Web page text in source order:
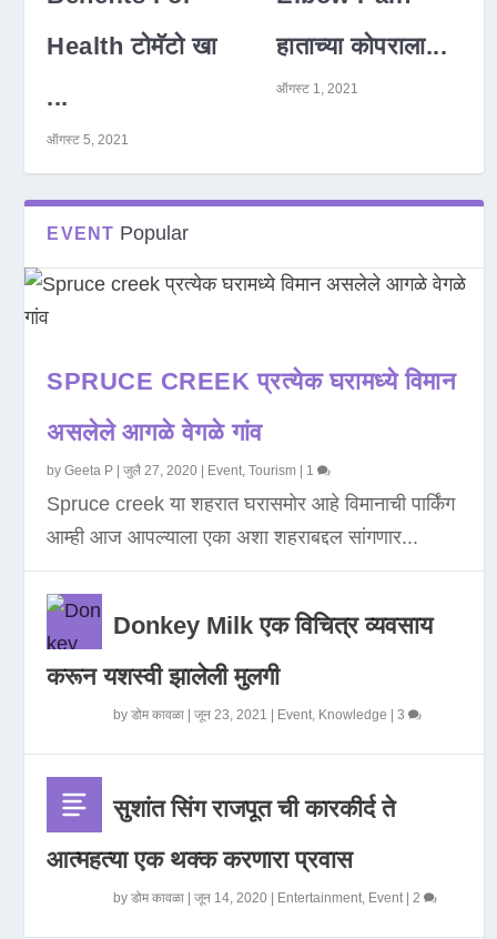
Health टोमॅटो खा
...
ऑगस्ट 5, 2021
हाताच्या कोपराला...
ऑगस्ट 1, 2021
EVENT Popular
SPRUCE CREEK प्रत्येक घरामध्ये विमान
असलेले आगळे वेगळे गांव
byGeeta P |जुलै 27, 2020 Event,Tourism 1
Spruce creek या शहरात घरासमोर आहे विमानाची पार्किंग
आम्ही आज आपल्याला एका अशा शहराबद्दल सांगणार...
Donkey Milk एक विचित्र व्यवसाय
करून यशस्वी झालेली मुलगी
byडोम कावळा |जून 23, 2021 Event, Knowledge |3
सुशांत सिंग राजपूत ची कारकीर्द ते
आत्महत्या एक थक्क करणारा प्रवास
byडोम कावळा |जून 14, 2020 Entertainment, Event|2